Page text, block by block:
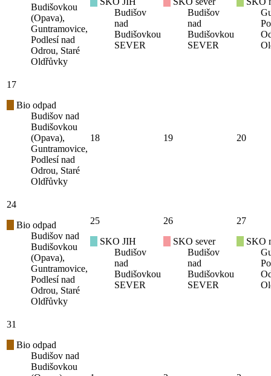
Budišovkou
(Opava),
Guntramovice,
Podlesí nad
Odrou, Staré
Oldřůvky
Budišov
nad
Budišovkou
SEVER
Budišov
nad
Budišovkou
SEVER
17
Bio odpad
Budišov nad
Budišovkou
(Opava),
Guntramovice,
Podlesí nad
Odrou, Staré
Oldřůvky
18 19 20
24
Bio odpad
Budišov nad
Budišovkou
(Opava),
Guntramovice,
Podlesí nad
Odrou, Staré
Oldřůvky
25
SKO JIH
Budišov
nad
Budišovkou
SEVER
26
SKO sever
Budišov
nad
Budišovkou
SEVER
27
SKO
31
Bio odpad
Budišov nad
Budišovkou